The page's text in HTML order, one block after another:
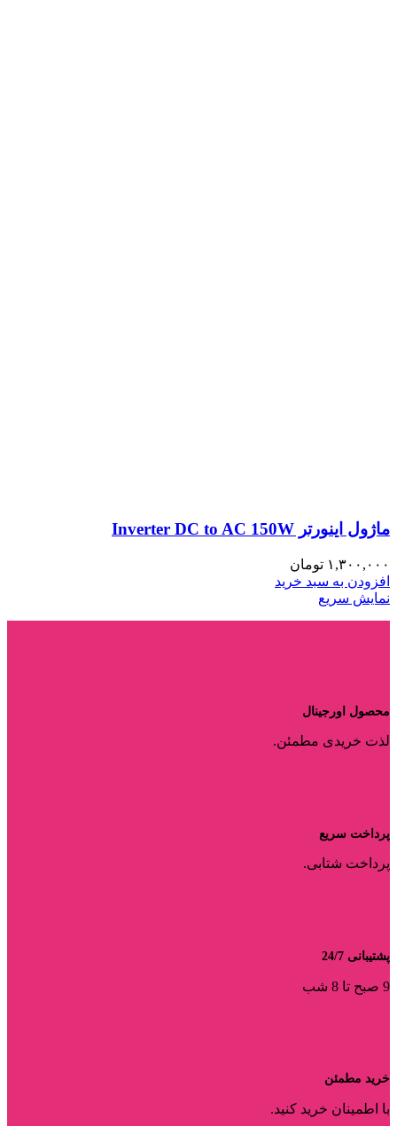
ماژول اینورتر Inverter DC to AC 150W
۱,۳۰۰,۰۰۰ تومان
افزودن به سبد خرید
نمایش سریع
محصول اورجینال
لذت خریدی مطمئن.
پرداخت سریع
پرداخت شتابی.
پشتیبانی 24/7
9 صبح تا 8 شب
خرید مطمئن
با اطمینان خرید کنید.